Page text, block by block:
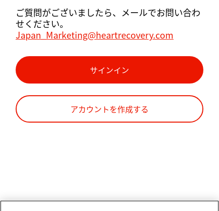
ご質問がございましたら、メールでお問い合わ
せください。
Japan_Marketing@heartrecovery.com